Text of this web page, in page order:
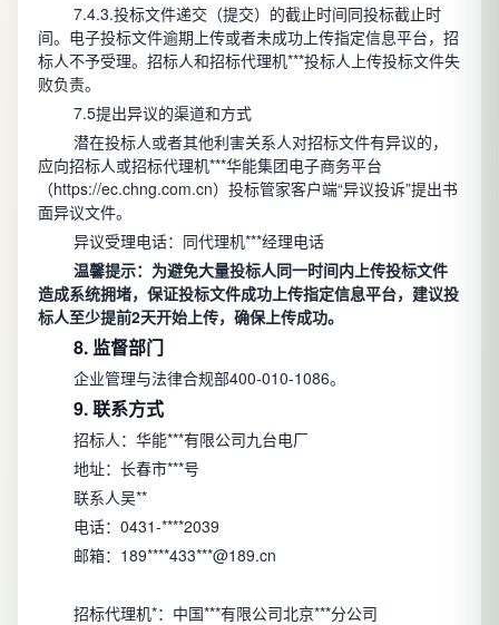
7.4.3.投标文件递交（提交）的截止时间同投标截止时
间。电子投标文件逾期上传或者未成功上传指定信息平台，招
标人不予受理。招标人和招标代理机***投标人上传投标文件失
败负责。
7.5提出异议的渠道和方式
潜在投标人或者其他利害关系人对招标文件有异议的，
应向招标人或招标代理机***华能集团电子商务平台
（https://ec.chng.com.cn）投标管家客户端“异议投诉”提出书
面异议文件。
异议受理电话：同代理机***经理电话
温馨提示：为避免大量投标人同一时间内上传投标文件
造成系统拥堵，保证投标文件成功上传指定信息平台，建议投
标人至少提前2天开始上传，确保上传成功。
8. 监督部门
企业管理与法律合规部400-010-1086。
9. 联系方式
招标人：华能***有限公司九台电厂
地址：长春市***号
联系人吴**
电话：0431-****2039
邮箱：189****433***@189.cn
招标代理机*：中国***有限公司北京***分公司